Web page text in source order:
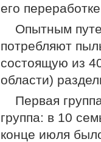
его
Опытным
потребляют
состоящую из
области)
Первая
группа: в 10
конце июля